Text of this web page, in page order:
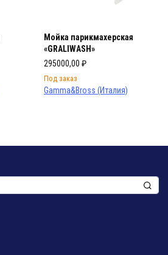
Мойка парикмахерская
«GRALIWASH»
295000,00 ₽
Под заказ
Gamma&Bross (Италия)